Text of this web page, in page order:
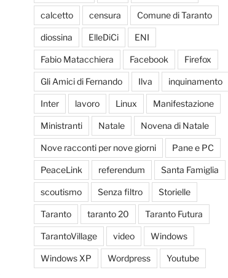
calcetto censura Comune di Taranto
diossina ElleDiCi ENI
Fabio Matacchiera Facebook Firefox
Gli Amici di Fernando Ilva inquinamento
Inter lavoro Linux Manifestazione
Ministranti Natale Novena di Natale
Nove racconti per nove giorni Pane e PC
PeaceLink referendum Santa Famiglia
scoutismo Senza filtro Storielle
Taranto taranto 20 Taranto Futura
TarantoVillage video Windows
Windows XP Wordpress Youtube